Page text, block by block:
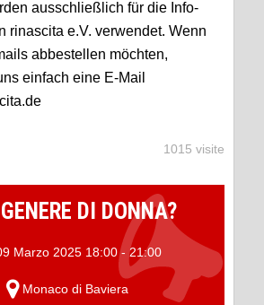
ausschließlich für die Info-
rinascita e.V. verwendet. Wenn
abbestellen möchten,
einfach eine E-Mail
1015 visite
DI DONNA?
Marzo 2025 18:00 - 21:00
Monaco di Baviera